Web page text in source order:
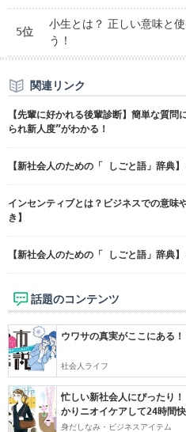
5位
小生とは？ 正しい意味と
う！
関連リンク
【先輩に好かれる後輩診断】簡単な質
られ新人度”がわかる！
【新社会人のための「 しごと語」辞典
インセンティブとは？ビジネスでの意味
き】
【新社会人のための「 しごと語」辞典
話題のコンテンツ
ウワサの真実がここにある
社会人ライフ
忙しい新社会人にぴったり
かりニオイケアして24時間快
身だしなみ・ビジネスアイテム